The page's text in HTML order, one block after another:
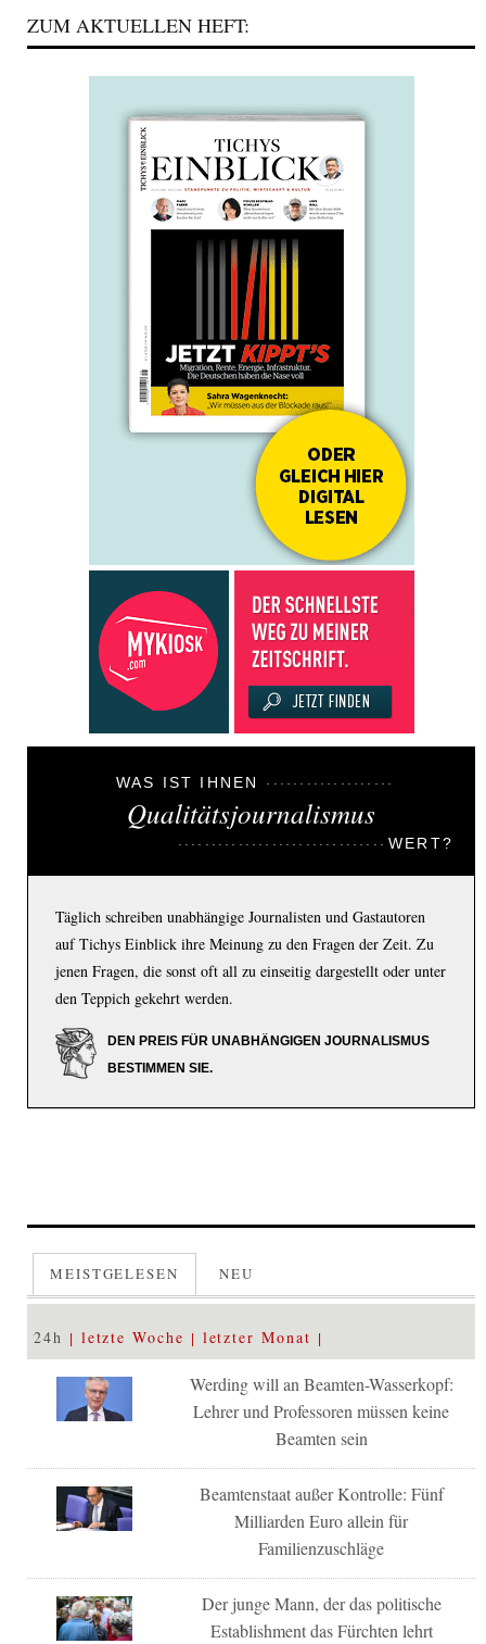
ZUM AKTUELLEN HEFT:
WAS IST IHNEN
Qualitätsjournalismus
WERT?
Täglich schreiben unabhängige Journalisten und Gastautoren
auf Tichys Einblick ihre Meinung zu den Fragen der Zeit. Zu
jenen Fragen, die sonst oft all zu einseitig dargestellt oder unter
den Teppich gekehrt werden.
DEN PREIS FÜR UNABHÄNGIGEN JOURNALISMUS
BESTIMMEN SIE.
MEISTGELESEN NEU
24h letzte Woche letzter Monat
Werding will an Beamten-Wasserkopf:
Lehrer und Professoren müssen keine
Beamten sein
Beamtenstaat außer Kontrolle: Fünf
Milliarden Euro allein für
Familienzuschläge
Der junge Mann, der das politische
Establishment das Fürchten lehrt